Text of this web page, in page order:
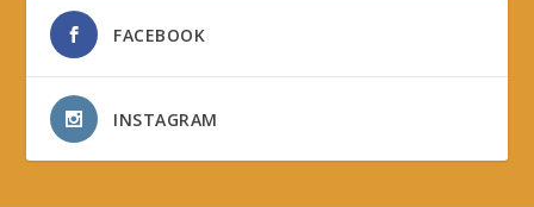
FACEBOOK
INSTAGRAM